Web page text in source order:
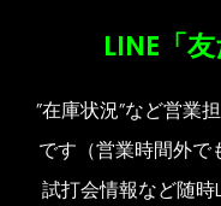
LINE「
”在庫状況”など営業
です（営業時間外で
試打会情報など随時